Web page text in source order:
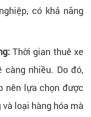
có khả năng
Thời gian thuê xe
nhiều. Do đó,
nên lựa chọn được
loại hàng hóa mà